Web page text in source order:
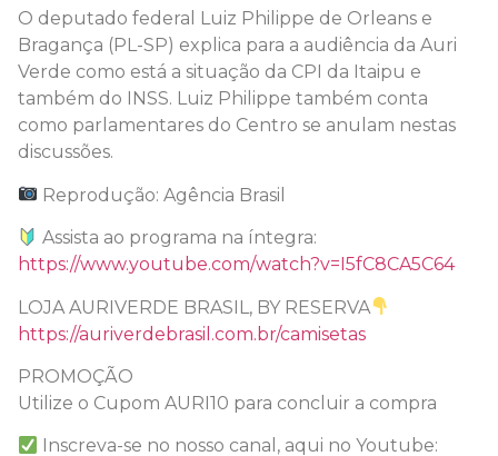
O deputado federal Luiz Philippe de Orleans e
Bragança (PL-SP) explica para a audiência da Auri
Verde como está a situação da CPI da Itaipu e
também do INSS. Luiz Philippe também conta
como parlamentares do Centro se anulam nestas
discussões.
Reprodução: Agência Brasil
Assista ao programa na íntegra:
https://www.youtube.com/watch?v=I5fC8CA5C64
LOJA AURIVERDE BRASIL, BY RESERVA
https://auriverdebrasil.com.br/camisetas
PROMOÇÃO
Utilize o Cupom AURI10 para concluir a compra
Inscreva-se no nosso canal, aqui no Youtube: